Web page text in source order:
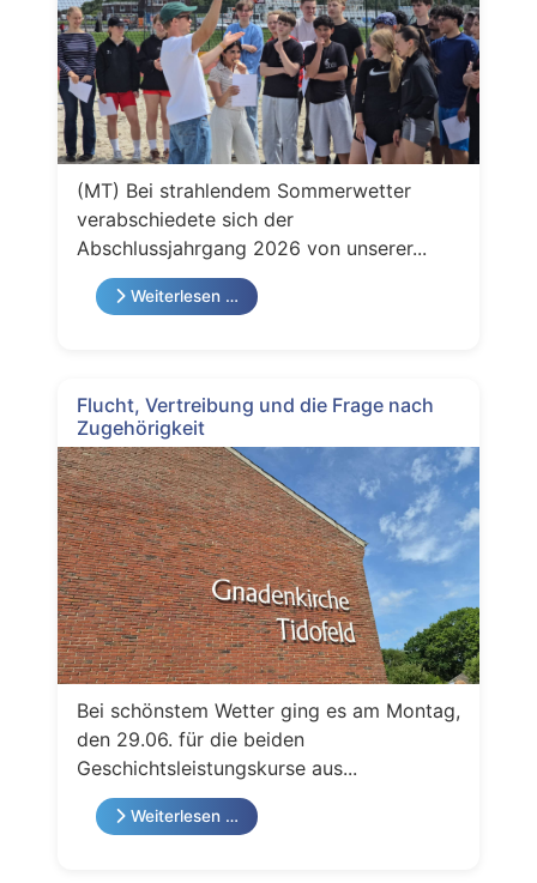
(MT) Bei strahlendem Sommerwetter
verabschiedete sich der
Abschlussjahrgang 2026 von unserer...
Weiterlesen …
Flucht, Vertreibung und die Frage nach
Zugehörigkeit
Bei schönstem Wetter ging es am Montag,
den 29.06. für die beiden
Geschichtsleistungskurse aus...
Weiterlesen …